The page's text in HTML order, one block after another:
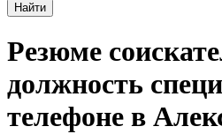
Найти
Резюме
должность
телефоне в